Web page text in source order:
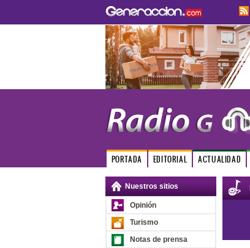
PORTADA EDITORIAL ACTUALIDAD
Nuestros sitios
Opinión
Turismo
Notas de prensa